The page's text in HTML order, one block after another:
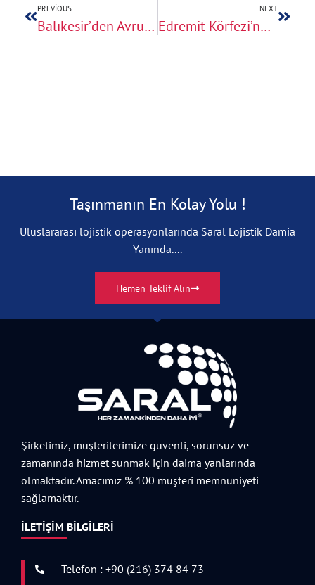
PREVIOUS
Balıkesir’den Avrupa’ya Taşınırken Dijital Göçebe Rehberi
NEXT
Edremit Körfezi’nden Avrupa’ya Eşya Gönderimi
Taşınmanın En Kolay Yolu !
Uluslararası lojistik operasyonlarında Saral Lojistik Damia
Yanında....
Hemen Teklif Alın
Şirketimiz, müşterilerimize güvenli, sorunsuz ve
zamanında hizmet sunmak için daima yanlarında
olmaktadır. Amacımız % 100 müşteri memnuniyeti
sağlamaktır.
İLETIŞIM BILGILERI
Telefon : +90 (216) 374 84 73